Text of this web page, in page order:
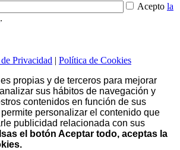
Acepto la
.
Privacidad | Política de Cookies
propias y de terceros para mejorar
sus hábitos de navegación y
contenidos en función de sus
personalizar el contenido que
publicidad relacionada con sus
el botón Aceptar todo, aceptas la